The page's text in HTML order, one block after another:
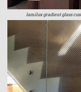
lamilux gradient glass